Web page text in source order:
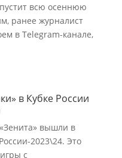
всю осеннюю
ранее журналист
в Telegram-канале,
в Кубке России
вышли в
2023\24. Это
с